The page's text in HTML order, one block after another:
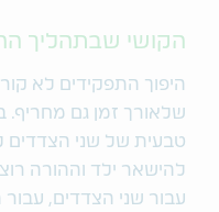
הקושי שבתהליך
היפוך התפקידים לא
שלאורך זמן גם
טבעית של שני הצדדים
להישאר ילד וההורה
עבור שני הצדדים,